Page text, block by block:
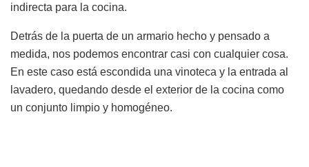
indirecta para la cocina.
Detrás de la puerta de un armario hecho y pensado a
medida, nos podemos encontrar casi con cualquier cosa.
En este caso está escondida una vinoteca y la entrada al
lavadero, quedando desde el exterior de la cocina como
un conjunto limpio y homogéneo.